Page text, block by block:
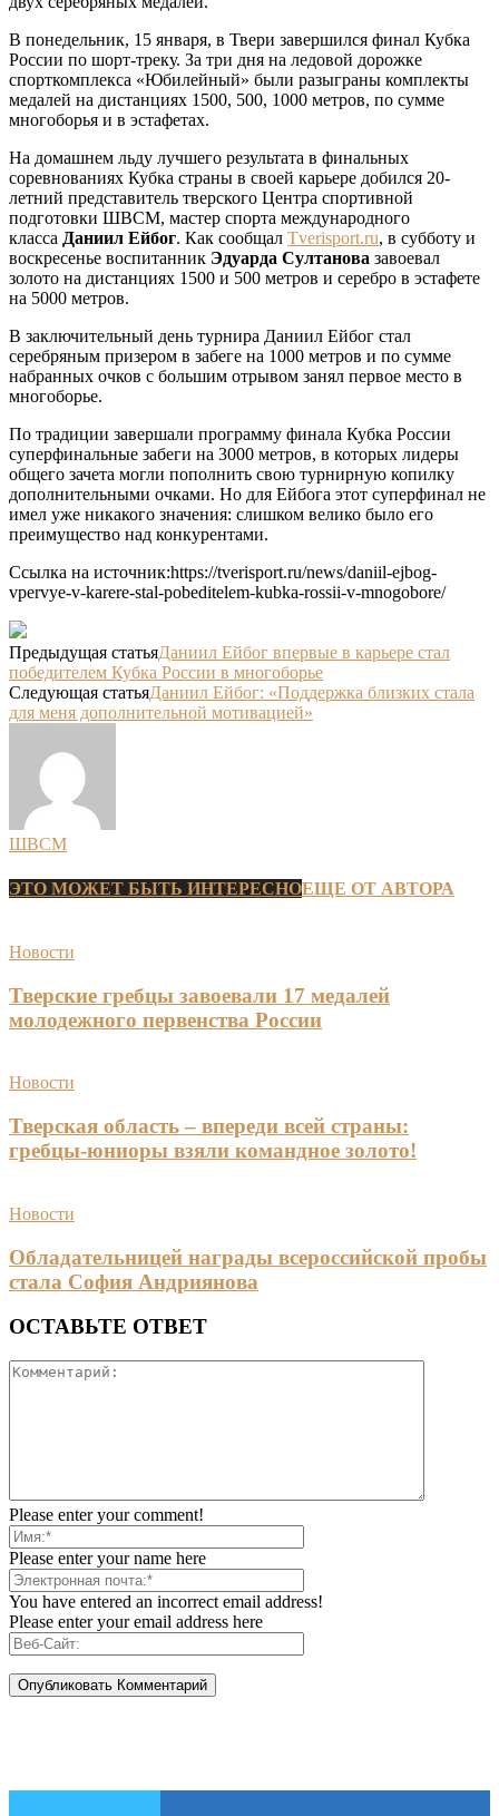
В понедельник, 15 января, в Твери завершился финал Кубка
России по шорт-треку. За три дня на ледовой дорожке
спорткомплекса «Юбилейный» были разыграны комплекты
медалей на дистанциях 1500, 500, 1000 метров, по сумме
многоборья и в эстафетах.
На домашнем льду лучшего результата в финальных
соревнованиях Кубка страны в своей карьере добился 20-
летний представитель тверского Центра спортивной
подготовки ШВСМ, мастер спорта международного
класса Даниил Ейбог. Как сообщал Tverisport.ru, в субботу и
воскресенье воспитанник Эдуарда Султанова завоевал
золото на дистанциях 1500 и 500 метров и серебро в эстафете
на 5000 метров.
В заключительный день турнира Даниил Ейбог стал
серебряным призером в забеге на 1000 метров и по сумме
набранных очков с большим отрывом занял первое место в
многоборье.
По традиции завершали программу финала Кубка России
суперфинальные забеги на 3000 метров, в которых лидеры
общего зачета могли пополнить свою турнирную копилку
дополнительными очками. Но для Ейбога этот суперфинал не
имел уже никакого значения: слишком велико было его
преимущество над конкурентами.
Ссылка на источник:https://tverisport.ru/news/daniil-ejbog-
vpervye-v-karere-stal-pobeditelem-kubka-rossii-v-mnogobore/
Предыдущая статьяДаниил Ейбог впервые в карьере стал
победителем Кубка России в многоборье
Следующая статьяДаниил Ейбог: «Поддержка близких стала
для меня дополнительной мотивацией»
ШВСМ
ЭТО МОЖЕТ БЫТЬ ИНТЕРЕСНОЕЩЕ ОТ АВТОРА
Новости
Тверские гребцы завоевали 17 медалей
молодежного первенства России
Новости
Тверская область – впереди всей страны:
гребцы-юниоры взяли командное золото!
Новости
Обладательницей награды всероссийской пробы
стала София Андриянова
ОСТАВЬТЕ ОТВЕТ
Please enter your comment!
Please enter your name here
You have entered an incorrect email address!
Please enter your email address here